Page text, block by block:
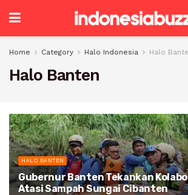
Home Category Halo Indonesia Halo
Halo Banten
HALO BANTEN
Gubernur Banten Tekankan
Atasi Sampah Sungai Cibanten